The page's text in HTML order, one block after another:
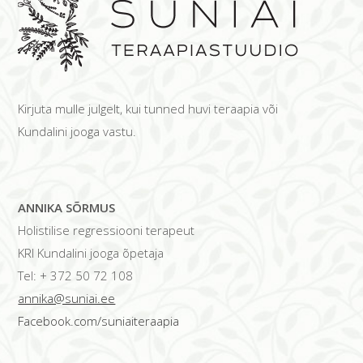
Kirjuta mulle julgelt, kui tunned huvi teraapia või
Kundalini jooga vastu.
ANNIKA SÕRMUS
Holistilise regressiooni terapeut
KRI Kundalini jooga õpetaja
Tel: + 372 50 72 108
annika@suniai.ee
Facebook.com/suniaiteraapia